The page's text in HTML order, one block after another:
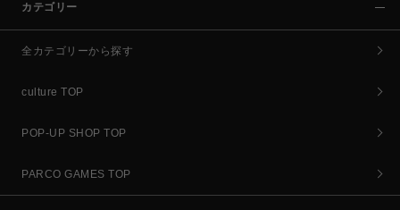
カテゴリー
全カテゴリーから探す
culture TOP
POP-UP SHOP TOP
PARCO GAMES TOP